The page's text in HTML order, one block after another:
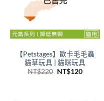
【Petstages】歐卡毛毛蟲
貓草玩具 | 貓咪玩具
NT$220 原
NT$120目